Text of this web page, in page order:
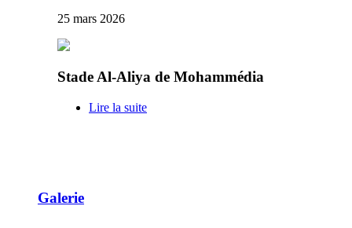
25 mars 2026
Stade Al-Aliya de Mohammédia
Lire la suite
Galerie